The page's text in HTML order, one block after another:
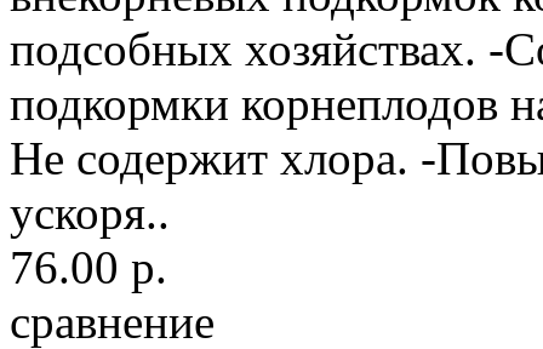
подсобных хозяйствах. -
подкормки корнеплодов
Не содержит хлора. -
ускоря..
76.00 р.
сравнение